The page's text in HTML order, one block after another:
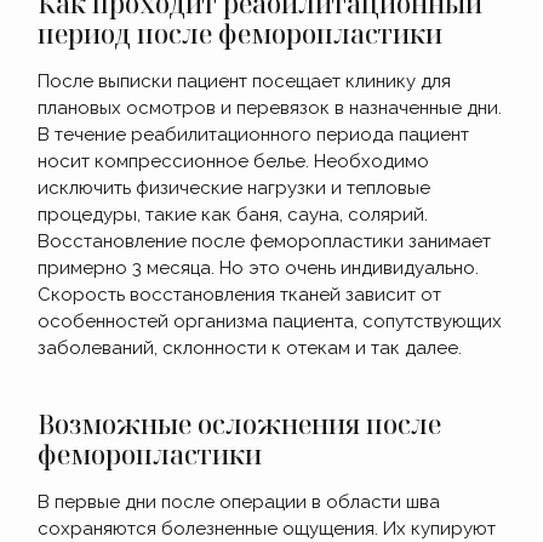
период после феморопластики
После выписки пациент посещает клинику для
плановых осмотров и перевязок в назначенные дни.
В течение реабилитационного периода пациент
носит компрессионное белье. Необходимо
исключить физические нагрузки и тепловые
процедуры, такие как баня, сауна, солярий.
Восстановление после феморопластики занимает
примерно 3 месяца. Но это очень индивидуально.
Скорость восстановления тканей зависит от
особенностей организма пациента, сопутствующих
заболеваний, склонности к отекам и так далее.
Возможные осложнения после
феморопластики
В первые дни после операции в области шва
сохраняются болезненные ощущения. Их купируют